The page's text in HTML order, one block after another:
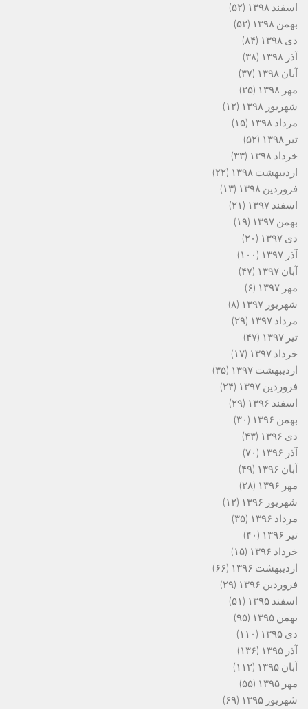
اسفند ۱۳۹۸
(۵۲)
بهمن ۱۳۹۸
(۵۲)
دی ۱۳۹۸
(۸۴)
آذر ۱۳۹۸
(۳۸)
آبان ۱۳۹۸
(۳۷)
مهر ۱۳۹۸
(۲۵)
شهریور ۱۳۹۸
(۱۲)
مرداد ۱۳۹۸
(۱۵)
تیر ۱۳۹۸
(۵۲)
خرداد ۱۳۹۸
(۳۳)
اردیبهشت ۱۳۹۸
(۲۲)
فروردین ۱۳۹۸
(۱۳)
اسفند ۱۳۹۷
(۲۱)
بهمن ۱۳۹۷
(۱۹)
دی ۱۳۹۷
(۲۰)
آذر ۱۳۹۷
(۱۰۰)
آبان ۱۳۹۷
(۴۷)
مهر ۱۳۹۷
(۶)
شهریور ۱۳۹۷
(۸)
مرداد ۱۳۹۷
(۲۹)
تیر ۱۳۹۷
(۴۷)
خرداد ۱۳۹۷
(۱۷)
اردیبهشت ۱۳۹۷
(۳۵)
فروردین ۱۳۹۷
(۲۴)
اسفند ۱۳۹۶
(۲۹)
بهمن ۱۳۹۶
(۳۰)
دی ۱۳۹۶
(۴۳)
آذر ۱۳۹۶
(۷۰)
آبان ۱۳۹۶
(۴۹)
مهر ۱۳۹۶
(۲۸)
شهریور ۱۳۹۶
(۱۲)
مرداد ۱۳۹۶
(۳۵)
تیر ۱۳۹۶
(۴۰)
خرداد ۱۳۹۶
(۱۵)
اردیبهشت ۱۳۹۶
(۶۶)
فروردین ۱۳۹۶
(۲۹)
اسفند ۱۳۹۵
(۵۱)
بهمن ۱۳۹۵
(۹۵)
دی ۱۳۹۵
(۱۱۰)
آذر ۱۳۹۵
(۱۳۶)
آبان ۱۳۹۵
(۱۱۲)
مهر ۱۳۹۵
(۵۵)
شهریور ۱۳۹۵
(۶۹)